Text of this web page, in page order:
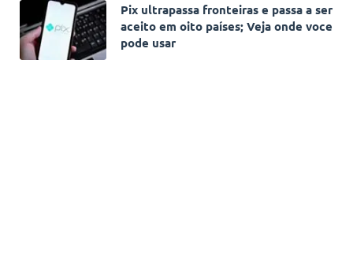
Pix ultrapassa fronteiras e passa a ser
aceito em oito países; Veja onde voce
pode usar